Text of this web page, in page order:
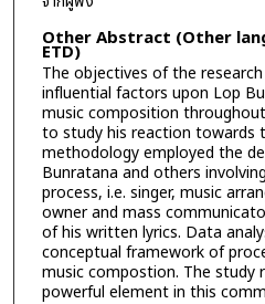
Other Abstract (Other
ETD)
The objectives of the
influential factors upon Lop
music composition
to study his reaction towards
methodology employed the
Bunratana and others
process, i.e. singer, music
owner and mass
of his written lyrics. Data
conceptual framework of
music compostion. The
powerful element in this